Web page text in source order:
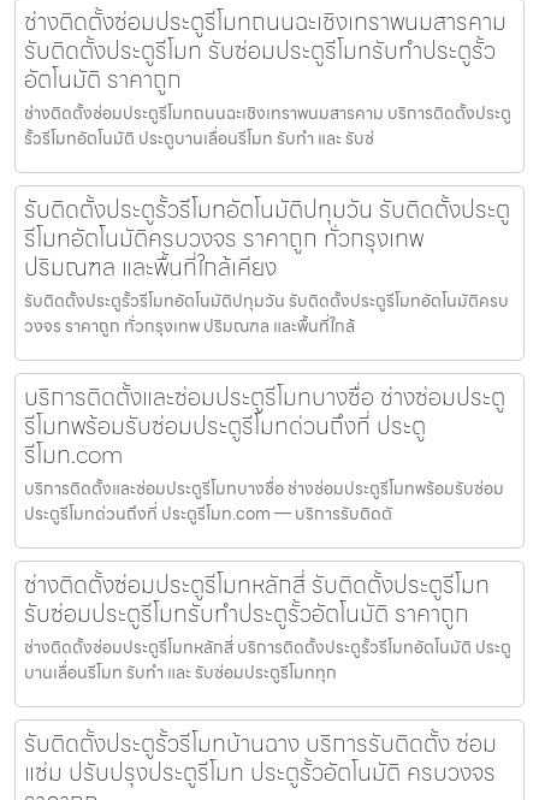
ช่างติดตั้งซ่อมประตูรีโมทถนนฉะเชิงเทราพนมสารคาม
รับติดตั้งประตูรีโมท รับซ่อมประตูรีโมทรับทำประตูรั้ว
อัตโนมัติ ราคาถูก
ช่างติดตั้งซ่อมประตูรีโมทถนนฉะเชิงเทราพนมสารคาม บริการติดตั้งประตู
รั้วรีโมทอัตโนมัติ ประตูบานเลื่อนรีโมท รับทำ และ รับซ่
รับติดตั้งประตูรั้วรีโมทอัตโนมัติปทุมวัน รับติดตั้งประตู
รีโมทอัตโนมัติครบวงจร ราคาถูก ทั่วกรุงเทพ
ปริมณฑล และพื้นที่ใกล้เคียง
รับติดตั้งประตูรั้วรีโมทอัตโนมัติปทุมวัน รับติดตั้งประตูรีโมทอัตโนมัติครบ
วงจร ราคาถูก ทั่วกรุงเทพ ปริมณฑล และพื้นที่ใกล้
บริการติดตั้งและซ่อมประตูรีโมทบางซื่อ ช่างซ่อมประตู
รีโมทพร้อมรับซ่อมประตูรีโมทด่วนถึงที่ ประตู
รีโมท.com
บริการติดตั้งและซ่อมประตูรีโมทบางซื่อ ช่างซ่อมประตูรีโมทพร้อมรับซ่อม
ประตูรีโมทด่วนถึงที่ ประตูรีโมท.com — บริการรับติดตั
ช่างติดตั้งซ่อมประตูรีโมทหลักสี่ รับติดตั้งประตูรีโมท
รับซ่อมประตูรีโมทรับทำประตูรั้วอัตโนมัติ ราคาถูก
ช่างติดตั้งซ่อมประตูรีโมทหลักสี่ บริการติดตั้งประตูรั้วรีโมทอัตโนมัติ ประตู
บานเลื่อนรีโมท รับทำ และ รับซ่อมประตูรีโมททุก
รับติดตั้งประตูรั้วรีโมทบ้านฉาง บริการรับติดตั้ง ซ่อม
แซ่ม ปรับปรุงประตูรีโมท ประตูรั้วอัตโนมัติ ครบวงจร